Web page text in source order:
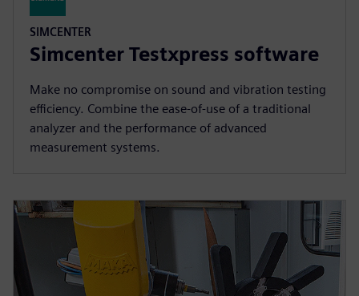
SIMCENTER
Simcenter Testxpress software
Make no compromise on sound and vibration testing
efficiency. Combine the ease-of-use of a traditional
analyzer and the performance of advanced
measurement systems.